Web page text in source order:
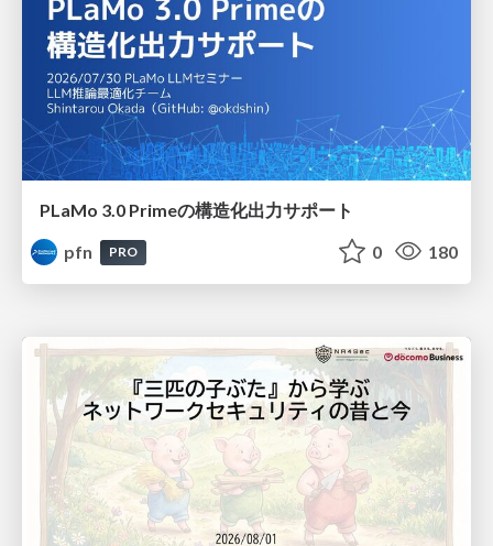
PLaMo 3.0 Primeの構造化出力サポート
pfn
PRO 0 180